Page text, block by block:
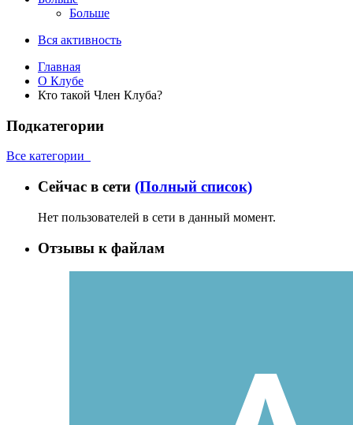
Больше
Вся активность
Главная
О Клубе
Кто такой Член Клуба?
Подкатегории
Все категории
Сейчас в сети (Полный список)
Нет пользователей в сети в данный момент.
Отзывы к файлам